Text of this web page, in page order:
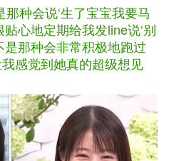
种会说‘生了宝宝我要马
贴心地定期给我发line说‘别
是那种会非常积极地跑过
感觉到她真的超级想见